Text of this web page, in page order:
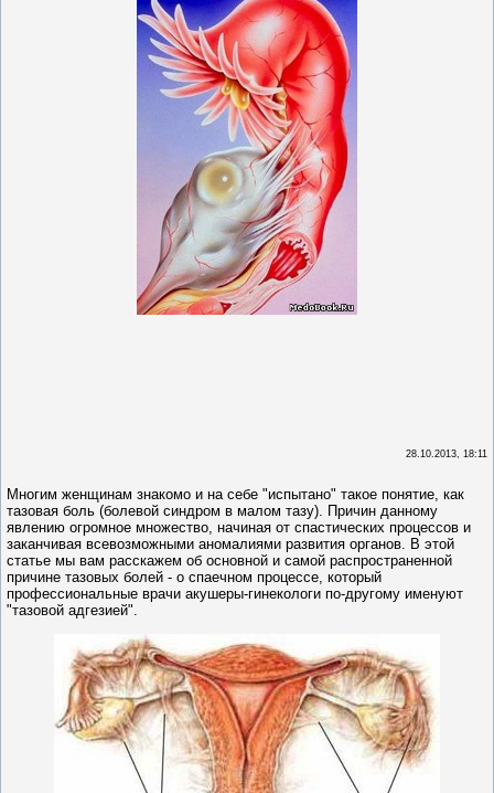
28.10.2013, 18:11
Многим женщинам знакомо и на себе "испытано" такое понятие, как
тазовая боль (болевой синдром в малом тазу). Причин данному
явлению огромное множество, начиная от спастических процессов и
заканчивая всевозможными аномалиями развития органов. В этой
статье мы вам расскажем об основной и самой распространенной
причине тазовых болей - о спаечном процессе, который
профессиональные врачи акушеры-гинекологи по-другому именуют
"тазовой адгезией".